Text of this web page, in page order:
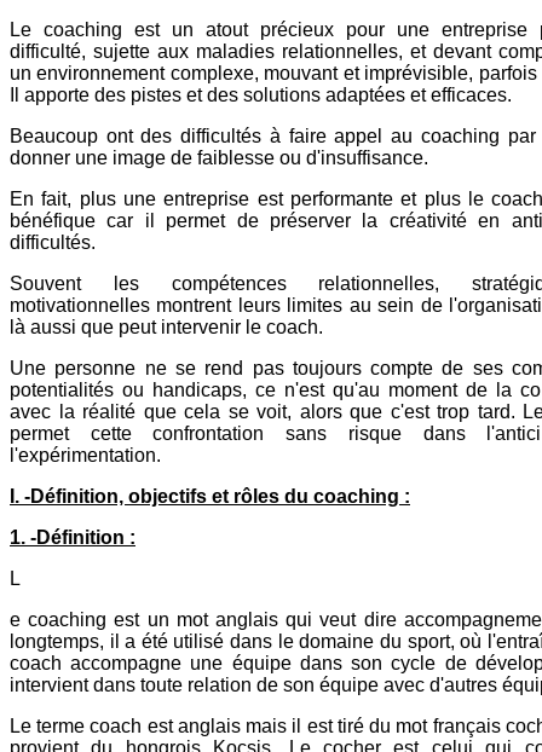
Le coaching est un atout précieux pour une entreprise
difficulté, sujette aux maladies relationnelles, et devant
un environnement complexe, mouvant et imprévisible,
Il apporte des pistes et des solutions adaptées et efficaces.
Beaucoup ont des difficultés à faire appel au coaching par
donner une image de faiblesse ou d'insuffisance.
En fait, plus une entreprise est performante et plus le
bénéfique car il permet de préserver la créativité en
difficultés.
Souvent les compétences relationnelles,
motivationnelles montrent leurs limites au sein de
là aussi que peut intervenir le coach.
Une personne ne se rend pas toujours compte de ses
potentialités ou handicaps, ce n'est qu'au moment de la
avec la réalité que cela se voit, alors que c'est trop tard.
permet cette confrontation sans risque dans
l'expérimentation.
I. -Définition, objectifs et rôles du coaching :
1. -Définition :
L
e coaching est un mot anglais qui veut dire
longtemps, il a été utilisé dans le domaine du sport, où
coach accompagne une équipe dans son cycle de
intervient dans toute relation de son équipe avec d'autres
Le terme coach est anglais mais il est tiré du mot français
provient du hongrois Kocsis. Le cocher est celui qui